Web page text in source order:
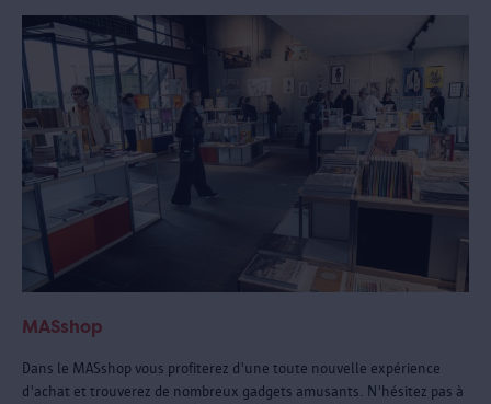
MASshop
Dans le MASshop vous profiterez d'une toute nouvelle expérience
d'achat et trouverez de nombreux gadgets amusants. N'hésitez pas à